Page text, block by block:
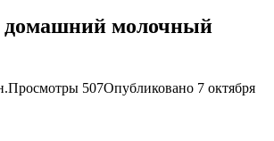
домашний молочный
Просмотры 507Опубликовано 7 октября